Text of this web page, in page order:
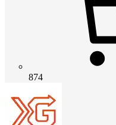
874